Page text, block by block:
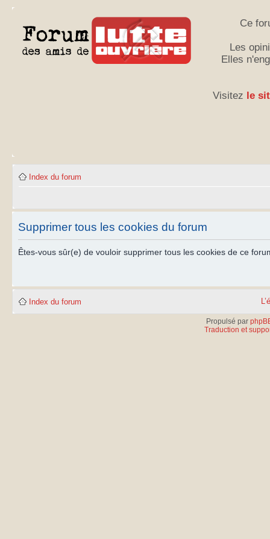
Ce
Les
Elles
Visitez le
Index du forum
Supprimer tous les cookies du forum
Êtes-vous sûr(e) de vouloir supprimer tous les cookies de ce
Index du forum
Propulsé par
Traduction et